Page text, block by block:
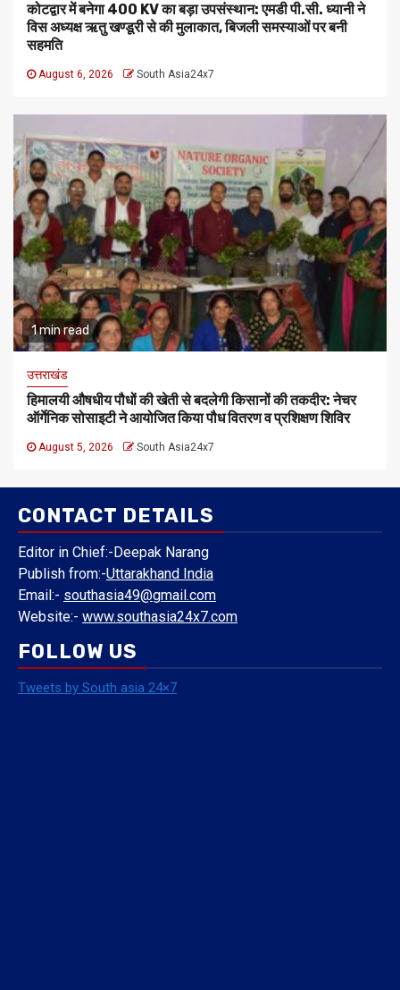
कोटद्वार में बनेगा 400 KV का बड़ा उपसंस्थान: एमडी पी.सी. ध्यानी ने
विस अध्यक्ष ऋतु खण्डूरी से की मुलाकात, बिजली समस्याओं पर बनी
सहमति
August 6, 2026 South Asia24x7
1 min read
उत्तराखंड
हिमालयी औषधीय पौधों की खेती से बदलेगी किसानों की तकदीर: नेचर
ऑर्गेनिक सोसाइटी ने आयोजित किया पौध वितरण व प्रशिक्षण शिविर
August 5, 2026 South Asia24x7
CONTACT DETAILS
Editor in Chief:-Deepak Narang
Publish from:-Uttarakhand India
Email:- southasia49@gmail.com
Website:- www.southasia24x7.com
FOLLOW US
Tweets by South asia 24×7